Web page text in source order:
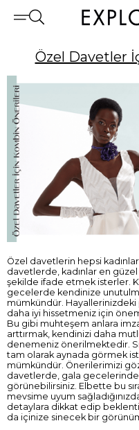
Özel Davetler
Özel davetlerin hepsi
davetlerde, kadınlar en
şekilde ifade etmek isterler.
gecelerde kendinize
mümkündür.
daha iyi hissetmeniz için
Bu gibi muhteşem anlara
arttırmak, kendinizi daha
denemeniz önerilmektedir.
tam olarak aynada görmek
mümkündür. Önerilerimizi
davetlerde, gala gecelerinde
görünebilirsiniz. Elbette bu
mevsime uyum
detaylara dikkat edip
da içinize sinecek bir